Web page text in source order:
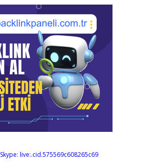
Skype: live:.cid.575569c608265c69